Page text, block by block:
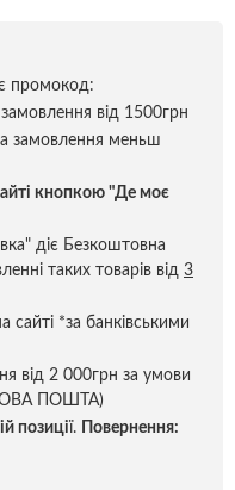
промокод:
від 1500грн
замовлення меньш
кнопкою "Де моє
діє Безкоштовна
таких товарів від 3
сайті *за банківськими
від 2 000грн за умови
ПОШТА)
позиції.
Повернення: